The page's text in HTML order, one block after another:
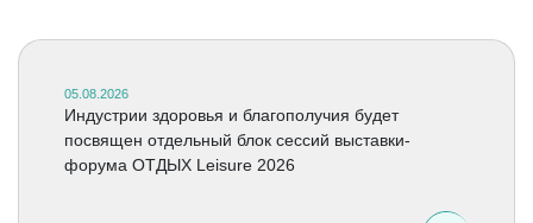
05.08.2026
Индустрии здоровья и благополучия будет
посвящен отдельный блок сессий выставки-
форума ОТДЫХ Leisure 2026